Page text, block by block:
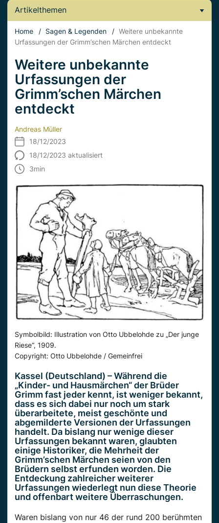
Artikelthemen
Home / Sagen & Legenden / Weitere unbekannte
Urfassungen der Grimm’schen Märchen entdeckt
Weitere unbekannte
Urfassungen der
Grimm’schen Märchen
entdeckt
Andreas Müller
18/12/2023
18/12/2023 aktualisiert
3min
Symbolbild: Illustration von Otto Ubbelohde zu „Der junge
Riese“, 1909.
Copyright: Otto Ubbelohde / Gemeinfrei
Kassel (Deutschland) – Während die
„Kinder- und Hausmärchen“ der Brüder
Grimm fast jeder kennt, ist weniger bekannt,
dass es sich dabei nur noch um stark
überarbeitete, meist geschönte und
abgemilderte Versionen der Urfassungen
handelt. Da bislang nur wenige dieser
Urfassungen bekannt waren, glaubten
einige Historiker, die Mehrheit der
Grimm’schen Märchen seien von den
Brüdern selbst erfunden worden. Die
Entdeckung zahlreicher weiterer
Urfassungen wiederlegt nun diese Theorie
und offenbart weitere Überraschungen.
Waren bislang von nur 46 der rund 200 berühmten